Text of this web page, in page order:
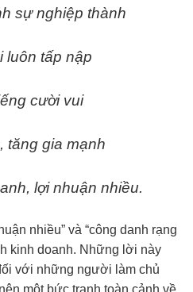
sự nghiệp thành
luôn tấp nập
cười vui
tăng gia mạnh
lợi nhuận nhiều.
nhiều” và “công danh rạng
kinh doanh. Những lời này
với những người làm chủ
một bức tranh toàn cảnh về